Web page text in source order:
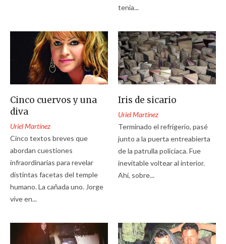
tenía...
Cinco cuervos y una
diva
Uriel Martínez
Cinco textos breves que
abordan cuestiones
infraordinarias para revelar
distintas facetas del temple
humano. La cañada uno. Jorge
vive en...
Iris de sicario
Uriel Martínez
Terminado el refrigerio, pasé
junto a la puerta entreabierta
de la patrulla policiaca. Fue
inevitable voltear al interior.
Ahí, sobre...